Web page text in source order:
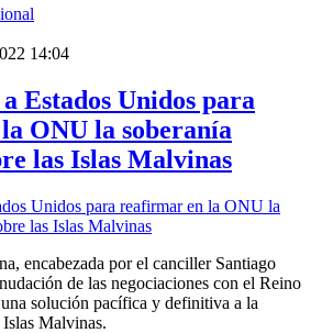
14:04
Estados Unidos para
ONU la soberanía
las Islas Malvinas
encabezada por el canciller Santiago
de las negociaciones con el Reino
solución pacífica y definitiva a la
Malvinas.